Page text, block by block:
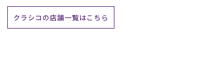
クラシコの店舗一覧はこちら